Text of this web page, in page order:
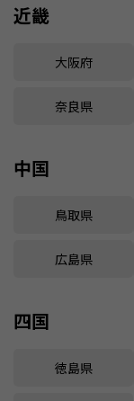
近畿
大阪府
奈良県
中国
鳥取県
広島県
四国
徳島県